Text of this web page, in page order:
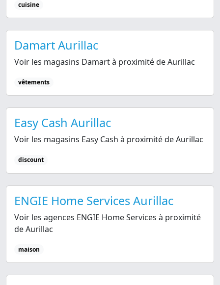
cuisine
Damart Aurillac
Voir les magasins Damart à proximité de Aurillac
vêtements
Easy Cash Aurillac
Voir les magasins Easy Cash à proximité de Aurillac
discount
ENGIE Home Services Aurillac
Voir les agences ENGIE Home Services à proximité
de Aurillac
maison